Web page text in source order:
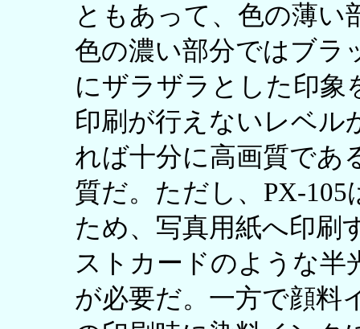
ともあって、色の薄い
色の濃い部分ではブラ
にザラザラとした印象
印刷が行えないレベル
れば十分に高画質であ
質だ。ただし、PX-
ため、写真用紙へ印刷
ストカードのような半
が必要だ。一方で顔料